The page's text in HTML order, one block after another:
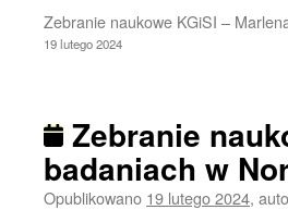
Zebranie naukowe KGiSI –
19 lutego 2024
Zebranie
badaniach w
Opublikowano 19 lutego 2024,